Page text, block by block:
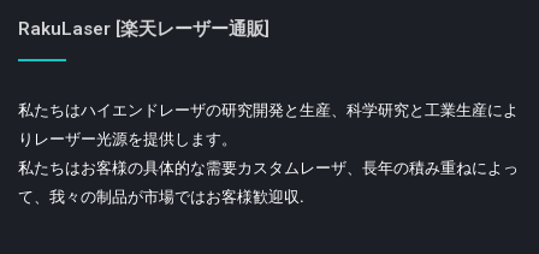
RakuLaser [楽天レーザー通販]
私たちはハイエンドレーザの研究開発と生産、科学研究と工業生産によ
りレーザー光源を提供します。
私たちはお客様の具体的な需要カスタムレーザ、長年の積み重ねによっ
て、我々の制品が市場ではお客様歓迎収.